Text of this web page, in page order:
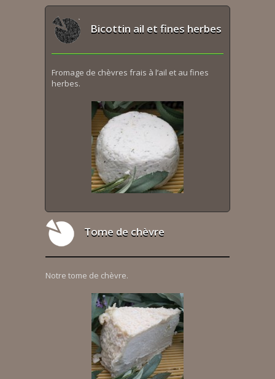
Bicottin ail et fines herbes
Fromage de chèvres frais à l’ail et au fines
herbes.
Tome de chèvre
Notre tome de chèvre.